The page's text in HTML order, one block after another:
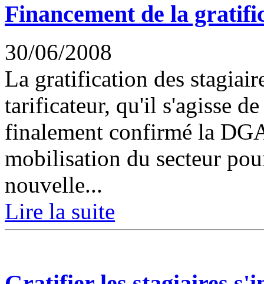
Financement de la
30/06/2008
La gratification des
tarificateur, qu'il s'agisse
finalement confirmé la
mobilisation du secteur
nouvelle...
Lire la suite